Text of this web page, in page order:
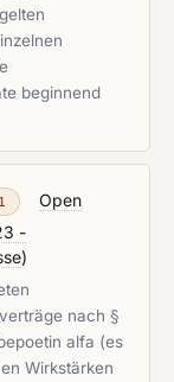
beginnend
Open
-
)
nach §
alfa (es
Wirkstärken